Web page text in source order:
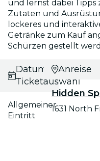
und lernst dabei
Zutaten und
lockeres und
Getränke zum Kauf
Schürzen gestellt
Datums- und
Ticketauswahl
Allgemeiner
Eintritt
Anreise
Hidden
1631 North